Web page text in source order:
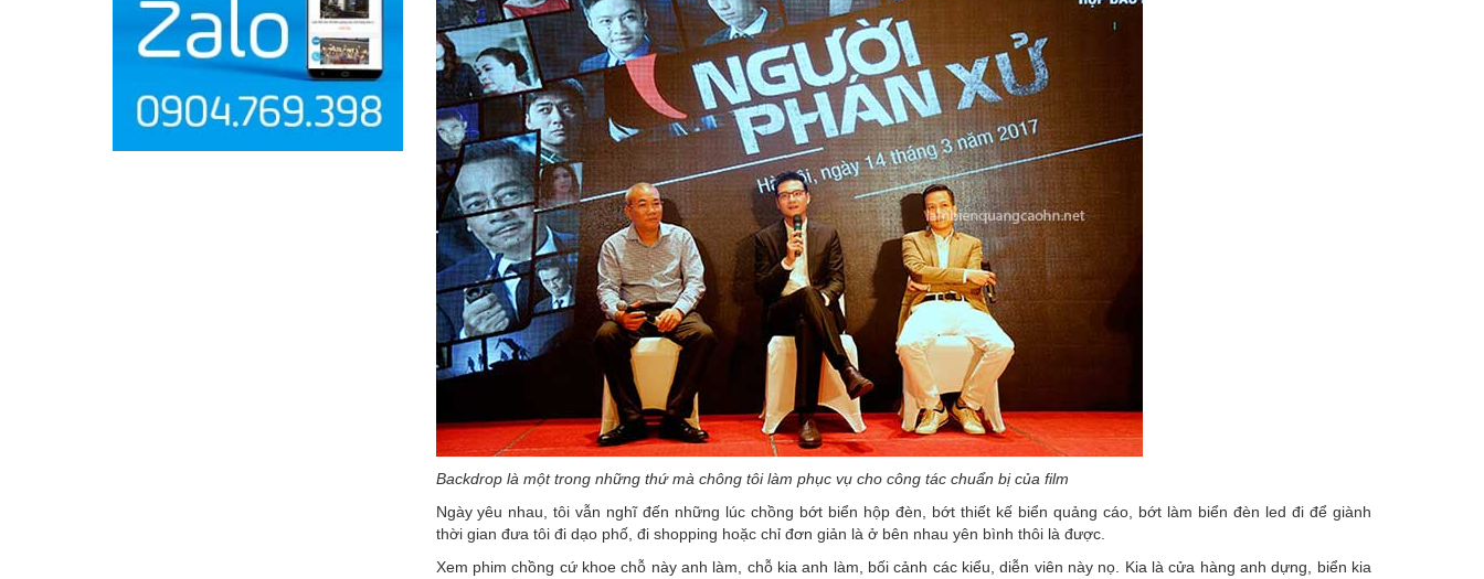
Backdrop là một trong những thứ mà chông tôi làm phục vụ cho công tác chuẩn bị của film
Ngày yêu nhau, tôi vẫn nghĩ đến những lúc chồng bớt biển hộp đèn, bớt thiết kế biển quảng cáo, bớt làm biển đèn led đi để giành
thời gian đưa tôi đi dạo phố, đi shopping hoặc chỉ đơn giản là ở bên nhau yên bình thôi là được.
Xem phim chồng cứ khoe chỗ này anh làm, chỗ kia anh làm, bối cảnh các kiểu, diễn viên này nọ. Kia là cửa hàng anh dựng, biển kia